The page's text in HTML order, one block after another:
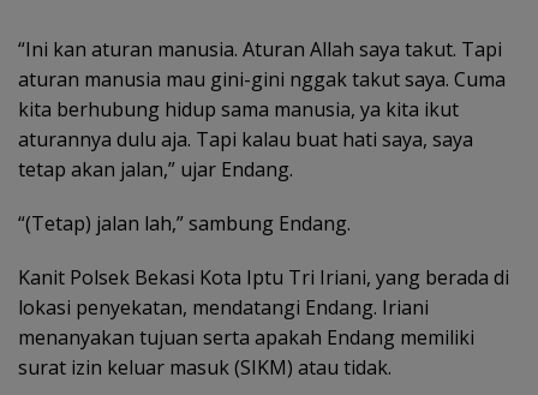
“Ini kan aturan manusia. Aturan Allah saya takut. Tapi
aturan manusia mau gini-gini nggak takut saya. Cuma
kita berhubung hidup sama manusia, ya kita ikut
aturannya dulu aja. Tapi kalau buat hati saya, saya
tetap akan jalan,” ujar Endang.
“(Tetap) jalan lah,” sambung Endang.
Kanit Polsek Bekasi Kota Iptu Tri Iriani, yang berada di
lokasi penyekatan, mendatangi Endang. Iriani
menanyakan tujuan serta apakah Endang memiliki
surat izin keluar masuk (SIKM) atau tidak.